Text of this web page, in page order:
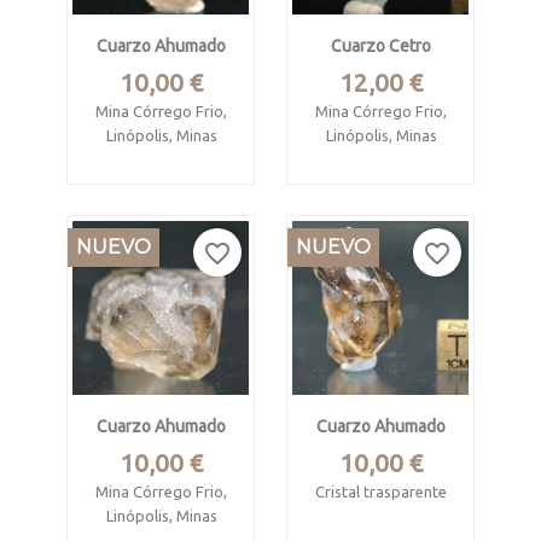
Cuarzo Ahumado
Precio
10,00 €
Mina Córrego Frio,
Linópolis, Minas
cm
Cuarzo elestial
Cuarzo Cetro
Precio
12,00 €
Mina Córrego Frio,
Linópolis, Minas
cm
Cuarzo Ahumado
Precio
10,00 €
Mina Córrego Frio,
Linópolis, Minas
NUEVO favorite_border
Cuarzo Ahumado
Precio
10,00 €
Cristal trasparente
NUEVO favorite_border